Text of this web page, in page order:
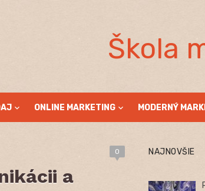
Škola
ONLINE MARKETING MODERNÝ
0
a
NAJNOVŠIE